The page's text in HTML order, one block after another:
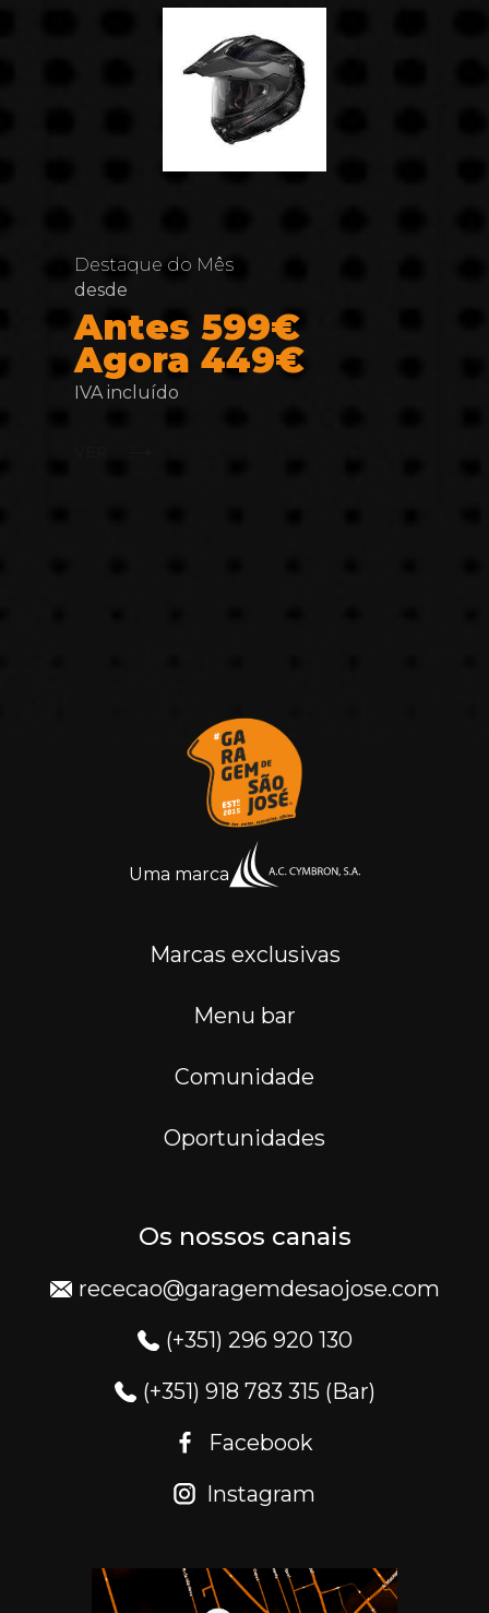
Destaque do Mês
desde
Antes 599€
Agora 449€
IVA incluído
Uma marca
Marcas exclusivas
Menu bar
Comunidade
Oportunidades
Os nossos canais
rececao@garagemdesaojose.com
(+351) 296 920 130
(+351) 918 783 315 (Bar)
Facebook
Instagram